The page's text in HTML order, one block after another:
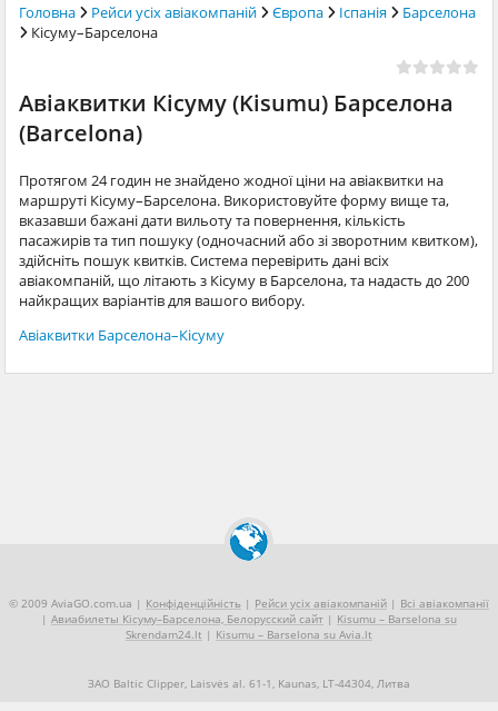
Головна Рейси усіх авіакомпаній Європа Іспанія
Барселона
Кісуму–Барселона
Авіаквитки Кісуму (Kisumu) Барселона
(Barcelona)
Протягом 24 годин не знайдено жодної ціни на авіаквитки на
маршруті Кісуму–Барселона. Використовуйте форму вище та,
вказавши бажані дати вильоту та повернення, кількість
пасажирів та тип пошуку (одночасний або зі зворотним квитком),
здійсніть пошук квитків. Система перевірить дані всіх
авіакомпаній, що літають з Кісуму в Барселона, та надасть до 200
найкращих варіантів для вашого вибору.
Авіаквитки Барселона–Кісуму
© 2009 AviaGO.com.ua | Конфіденційність | Рейси усіх авіакомпаній | Всі авіакомпанії
| Авиабилеты Кісуму–Барселона, Белорусский сайт | Kisumu – Barselona su
Skrendam24.lt | Kisumu – Barselona su Avia.lt
ЗАО Baltic Clipper, Laisvės al. 61-1, Kaunas, LT-44304, Литва